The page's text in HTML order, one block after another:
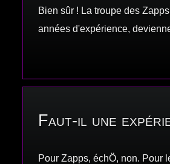
Bien sûr ! La troupe des
années d'expérience,
Faut-il une
Pour Zapps, échÖ, non. Pour